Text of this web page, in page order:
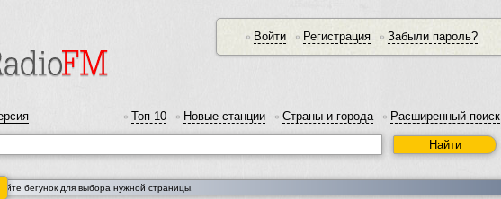
бегунок для выбора нужной страницы.
• Топ 10 • Новые станции • Страны и города • Расширенный поиск
• Войти • Регистрация • Забыли пароль?